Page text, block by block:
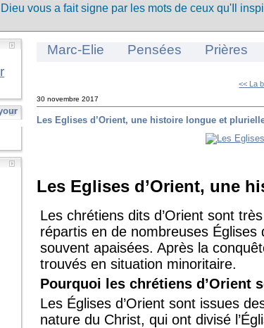
vous a fait signe par les mots de ceux qu'Il
Marc-Elie Pensées Prières
<< La
30 novembre 2017
Les Eglises d’Orient, une histoire longue et
Les Eglises d’Orient, une
Les chrétiens dits d’Orient sont
répartis en de nombreuses Églises
souvent apaisées. Après la
trouvés en situation minoritaire.
Pourquoi les chrétiens d’Orient
Les Églises d’Orient sont issues
nature du Christ, qui ont divisé